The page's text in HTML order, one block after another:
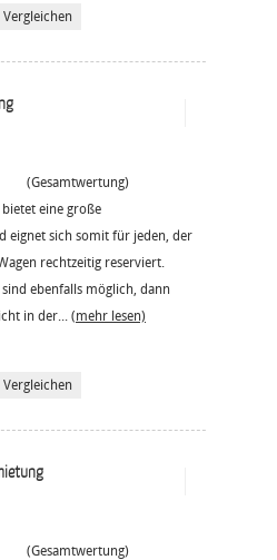
Vergleichen
(Gesamtwertung)
bietet eine große
eignet sich somit für jeden, der
rechtzeitig reserviert.
ebenfalls möglich, dann
in der... (mehr lesen)
Vergleichen
(Gesamtwertung)